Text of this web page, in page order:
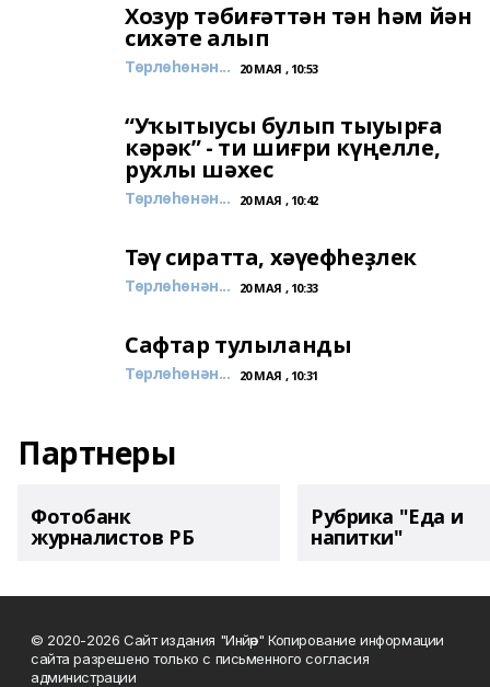
Хозур тәбиғәттән тән һәм йән
сихәте алып
Төрлөһөнән... 20 МАЯ , 10:53
“Уҡытыусы булып тыуырға
кәрәк” - ти шиғри күңелле,
рухлы шәхес
Төрлөһөнән... 20 МАЯ , 10:42
Тәү сиратта, хәүефһеҙлек
Төрлөһөнән... 20 МАЯ , 10:33
Сафтар тулыланды
Төрлөһөнән... 20 МАЯ , 10:31
Партнеры
Фотобанк
журналистов РБ
Рубрика "Еда и
напитки"
© 2020-2026 Сайт издания "Инйәр" Копирование информации
сайта разрешено только с письменного согласия
администрации